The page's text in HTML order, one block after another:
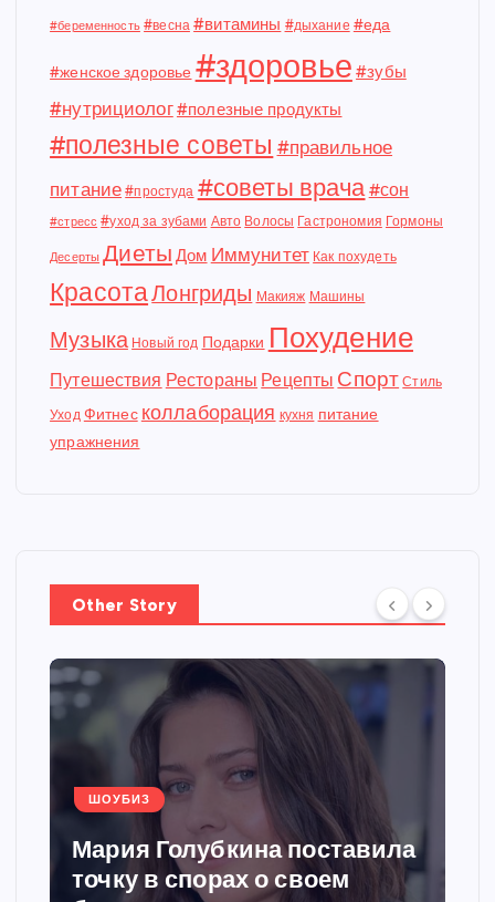
#беременность #весна #витамины #дыхание #еда
#женское здоровье #здоровье #зубы
#нутрициолог#полезные продукты
#полезные советы #правильное
питание #простуда #советы врача#сон
#стресс #уход за зубами Авто Волосы Гастрономия Гормоны
Десерты Диеты Дом Иммунитет Как похудеть
КрасотаЛонгриды Макияж Машины
Музыка Новый год Подарки Похудение
Путешествия Рестораны Рецепты Спорт Стиль
Уход Фитнес коллаборация кухня питание
упражнения
Other Story
ШОУБИЗ
Мария Голубкина поставила
точку в спорах о своем